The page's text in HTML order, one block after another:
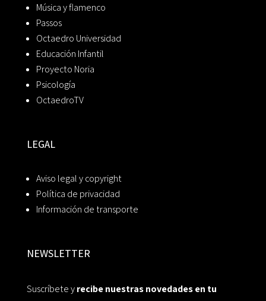
Música y flamenco
Passos
Octaedro Universidad
Educación Infantil
Proyecto Noria
Psicología
OctaedroTV
LEGAL
Aviso legal y copyright
Política de privacidad
Información de transporte
NEWSLETTER
Suscríbete yrecibe nuestras novedades en tu